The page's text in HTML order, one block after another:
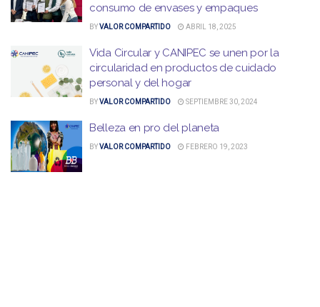
consumo de envases y empaques
BYVALOR COMPARTIDO ABRIL 18, 2025
Vida Circular y CANIPEC se unen por la
circularidad en productos de cuidado
personal y del hogar
BYVALOR COMPARTIDO SEPTIEMBRE 30, 2024
Belleza en pro del planeta
BYVALOR COMPARTIDO FEBRERO 19, 2023